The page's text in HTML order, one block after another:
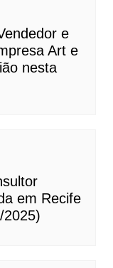
e
Art e
nesta
em Recife
2025)